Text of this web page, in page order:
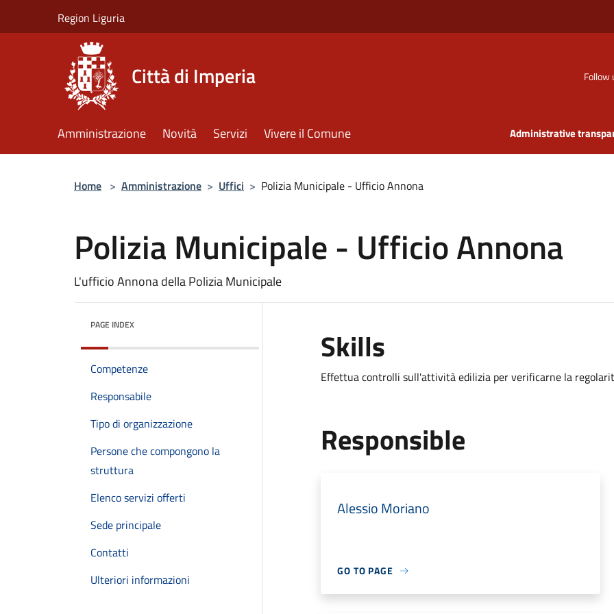
Region Liguria
Città di Imperia Follow
Amministrazione Novità Servizi Vivere il Comune Administrative
Home > Amministrazione > Uffici > Polizia Municipale - Ufficio Annona
Polizia Municipale - Ufficio Annona
L'ufficio Annona della Polizia Municipale
PAGE INDEX
Competenze
Responsabile
Tipo di organizzazione
Persone che compongono la
struttura
Elenco servizi offerti
Sede principale
Contatti
Ulteriori informazioni
Skills
Effettua controlli sull'attività edilizia per verificarne la
Responsible
Alessio Moriano
GO TO PAGE